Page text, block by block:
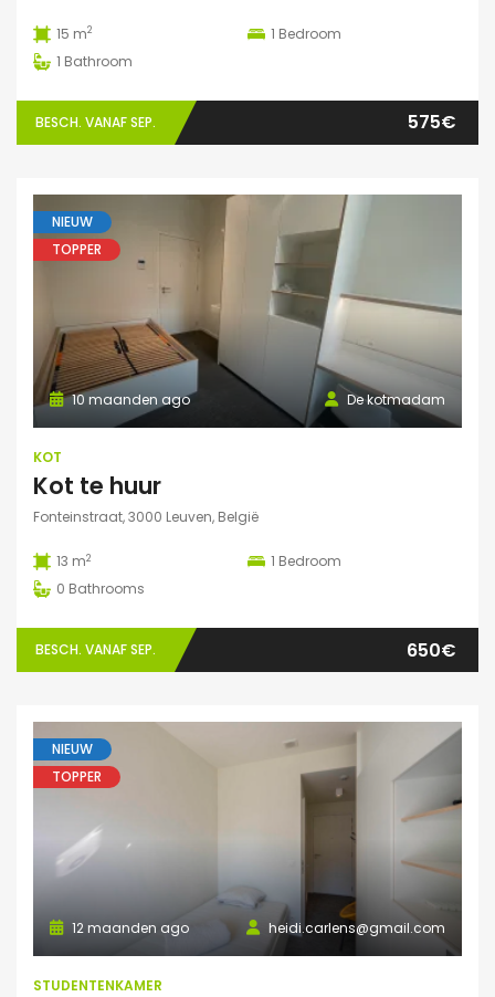
15 m2 1 Bedroom
1 Bathroom
BESCH. VANAF SEP. 575€
NIEUW
TOPPER
De kotmadam
10 maanden ago
KOT
Kot te huur
Fonteinstraat, 3000 Leuven, België
13 m2 1 Bedroom
0 Bathrooms
BESCH. VANAF SEP. 650€
NIEUW
TOPPER
heidi.carlens@gmail.com
12 maanden ago
STUDENTENKAMER